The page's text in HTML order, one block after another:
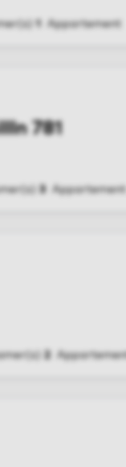
1 Appartement
781
3 Appartement
Appartement